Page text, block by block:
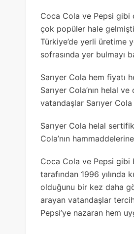
Coca Cola ve Pepsi gibi
çok popüler hale
Türkiye’de yerli üretime
sofrasında yer bulmayı
Sarıyer Cola hem fiyatı
Sarıyer Cola’nın helal
vatandaşlar Sarıyer Cola
Sarıyer Cola helal
Cola’nın
Coca Cola ve Pepsi gibi
tarafından 1996
olduğunu bir kez daha
arayan vatandaşlar
Pepsi’ye nazaran hem